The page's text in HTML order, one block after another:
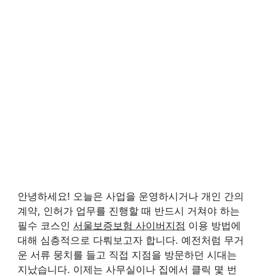
안녕하세요! 오늘은 사업을 운영하시거나 개인 간의
계약, 인허가 업무를 진행할 때 반드시 거쳐야 하는
필수 코스인 서울보증보험 사이버지점 이용 방법에
대해 심층적으로 다뤄보고자 합니다. 예전처럼 무거
운 서류 뭉치를 들고 직접 지점을 방문하던 시대는
지났습니다. 이제는 사무실이나 집에서 클릭 몇 번